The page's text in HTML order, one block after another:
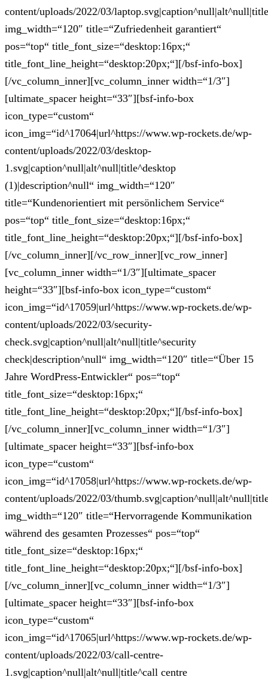
content/uploads/2022/03/
img_width=“120″ title=“Zufriedenheit garantiert“
pos=“top“ title_font_size=“desktop:16px;“
title_font_line_height=“desktop:20px;“][/bsf-info-box]
[/vc_column_inner][vc_column_inner width=“1/3″]
[ultimate_spacer height=“33″][bsf-info-box
icon_type=“custom“
icon_img=“id^17064|url^https://www.wp-rockets.de/wp-
content/uploads/2022/03/desktop-
1.svg|caption^null|alt^null|title^desktop
(1)|description^null“ img_width=“120″
title=“Kundenorientiert mit persönlichem Service“
pos=“top“ title_font_size=“desktop:16px;“
title_font_line_height=“desktop:20px;“][/bsf-info-box]
[/vc_column_inner][/vc_row_inner][vc_row_inner]
[vc_column_inner width=“1/3″][ultimate_spacer
height=“33″][bsf-info-box icon_type=“custom“
icon_img=“id^17059|url^https://www.wp-rockets.de/wp-
content/uploads/2022/03/security-
check.svg|caption^null|alt^null|title^security
check|description^null“ img_width=“120″ title=“Über 15
Jahre WordPress-Entwickler“ pos=“top“
title_font_size=“desktop:16px;“
title_font_line_height=“desktop:20px;“][/bsf-info-box]
[/vc_column_inner][vc_column_inner width=“1/3″]
[ultimate_spacer height=“33″][bsf-info-box
icon_type=“custom“
icon_img=“id^17058|url^https://www.wp-rockets.de/wp-
content/uploads/2022/03/
img_width=“120″ title=“Hervorragende Kommunikation
während des gesamten Prozesses“ pos=“top“
title_font_size=“desktop:16px;“
title_font_line_height=“desktop:20px;“][/bsf-info-box]
[/vc_column_inner][vc_column_inner width=“1/3″]
[ultimate_spacer height=“33″][bsf-info-box
icon_type=“custom“
icon_img=“id^17065|url^https://www.wp-rockets.de/wp-
content/uploads/2022/03/call-centre-
1.svg|caption^null|alt^null|title^call centre